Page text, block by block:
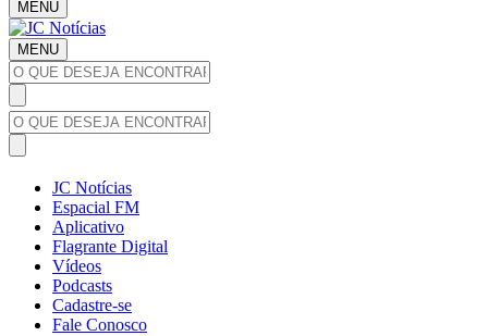
MENU
MENU
JC Notícias
Espacial FM
Aplicativo
Flagrante Digital
Vídeos
Podcasts
Cadastre-se
Fale Conosco